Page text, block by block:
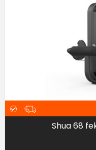
Shua 68